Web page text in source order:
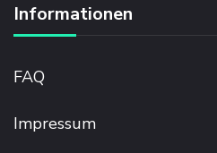
Informationen
FAQ
Impressum